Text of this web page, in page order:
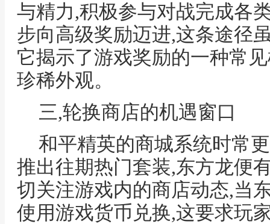
与精力,积极参与对战完成各
步向高级奖励迈进,这条途径
它揭示了游戏奖励的一种常
珍稀外观。
三,轮换商店的机遇窗口
和平精英的商城系统时常
推出往期热门套装,东方龙便
切关注游戏内的商店动态,当
使用游戏货币兑换,这要求玩